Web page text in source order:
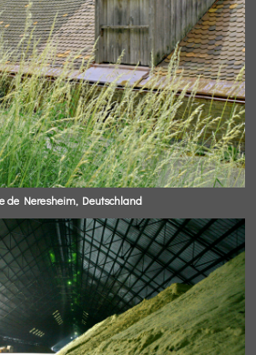
de Neresheim, Deutschland